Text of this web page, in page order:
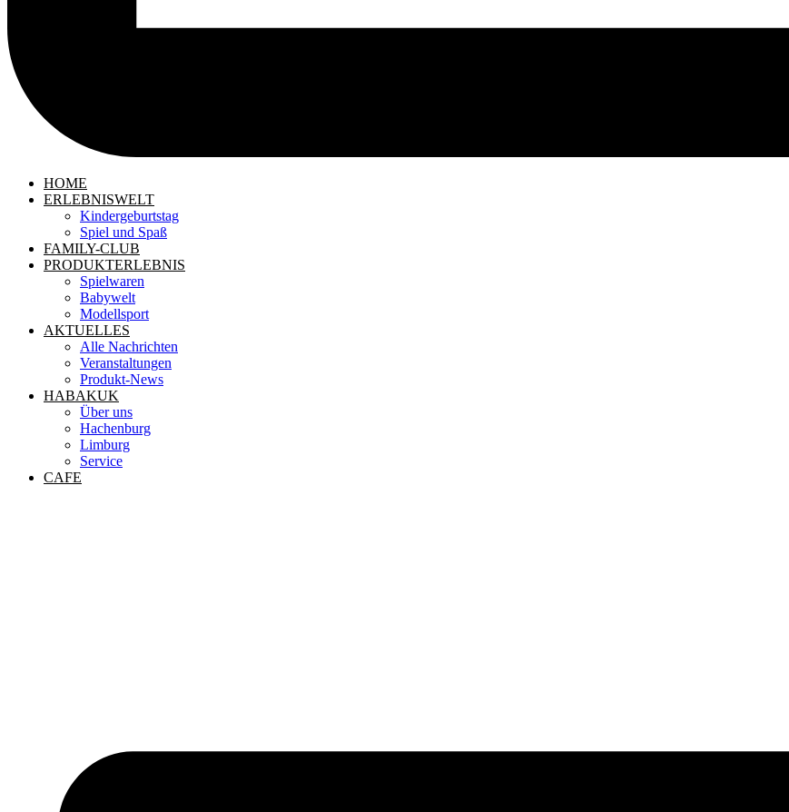
HOME
ERLEBNISWELT
Kindergeburtstag
Spiel und Spaß
FAMILY-CLUB
PRODUKTERLEBNIS
Spielwaren
Babywelt
Modellsport
AKTUELLES
Alle Nachrichten
Veranstaltungen
Produkt-News
HABAKUK
Über uns
Hachenburg
Limburg
Service
CAFE